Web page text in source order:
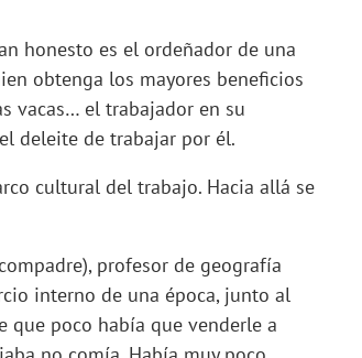
honesto es el ordeñador de una
obtenga los mayores beneficios
vacas… el trabajador en su
deleite de trabajar por él.
cultural del trabajo. Hacia allá se
profesor de geografía
interno de una época, junto al
que poco había que venderle a